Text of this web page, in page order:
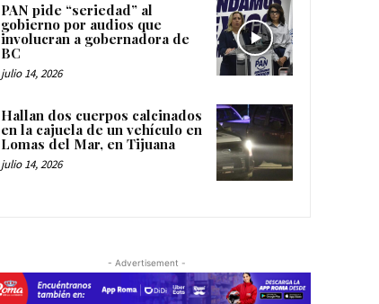
PAN pide “seriedad” al
gobierno por audios que
involucran a gobernadora de
BC
julio 14, 2026
Hallan dos cuerpos calcinados
en la cajuela de un vehículo en
Lomas del Mar, en Tijuana
julio 14, 2026
- Advertisement -